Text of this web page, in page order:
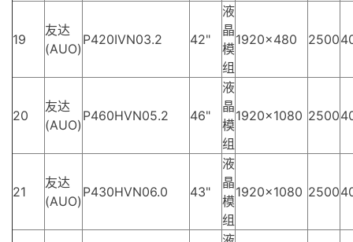
19
友达
(AUO)
P420IVN03.2 42"
液
晶
模
组
1920×480 2500
20
友达
(AUO)
P460HVN05.2 46"
液
晶
模
组
1920×1080 2500
21
友达
(AUO)
P430HVN06.0 43"
液
晶
模
组
1920×1080 2500